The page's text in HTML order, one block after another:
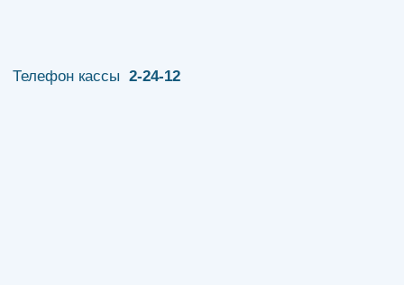
Телефон кассы 2-24-12